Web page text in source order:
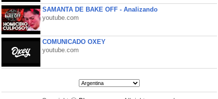
SAMANTA DE BAKE OFF - Analizando
youtube.com
COMUNICADO OXEY
youtube.com